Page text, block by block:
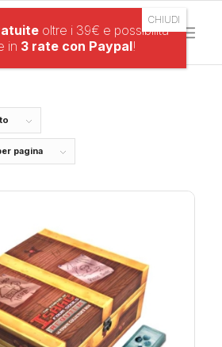
pagina
oltre i 39€ e possibilità
in 3 rate con Paypal!